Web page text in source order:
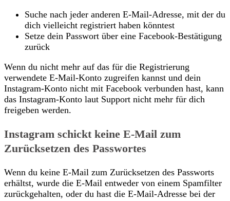
Suche nach jeder anderen E-Mail-Adresse, mit der du
dich vielleicht registriert haben könntest
Setze dein Passwort über eine Facebook-Bestätigung
zurück
Wenn du nicht mehr auf das für die Registrierung
verwendete E-Mail-Konto zugreifen kannst und dein
Instagram-Konto nicht mit Facebook verbunden hast, kann
das Instagram-Konto laut Support nicht mehr für dich
freigeben werden.
Instagram schickt keine E-Mail zum
Zurücksetzen des Passwortes
Wenn du keine E-Mail zum Zurücksetzen des Passworts
erhältst, wurde die E-Mail entweder von einem Spamfilter
zurückgehalten, oder du hast die E-Mail-Adresse bei der